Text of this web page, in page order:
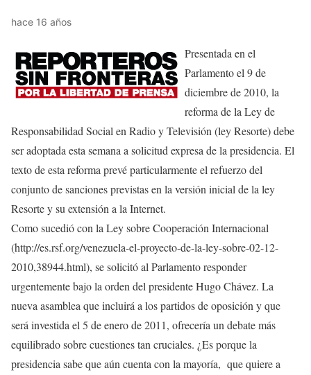
hace 16 años
Presentada en el
Parlamento el 9 de
diciembre de 2010, la
reforma de la Ley de
Responsabilidad Social en Radio y Televisión (ley Resorte) debe
ser adoptada esta semana a solicitud expresa de la presidencia. El
texto de esta reforma prevé particularmente el refuerzo del
conjunto de sanciones previstas en la versión inicial de la ley
Resorte y su extensión a la Internet.
Como sucedió con la Ley sobre Cooperación Internacional
(http://es.rsf.org/venezuela-el-proyecto-de-la-ley-sobre-02-12-
2010,38944.html), se solicitó al Parlamento responder
urgentemente bajo la orden del presidente Hugo Chávez. La
nueva asamblea que incluirá a los partidos de oposición y que
será investida el 5 de enero de 2011, ofrecería un debate más
equilibrado sobre cuestiones tan cruciales. ¿Es porque la
presidencia sabe que aún cuenta con la mayoría, que quiere a